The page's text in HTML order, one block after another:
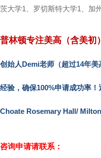
茨大学1、罗切斯特大学1、加
普林顿专注美高（含美初）
创始人Demi老师（超过14年
经验，确保100%申请成功率
Choate Rosemary Hall/
咨询申请请联系：